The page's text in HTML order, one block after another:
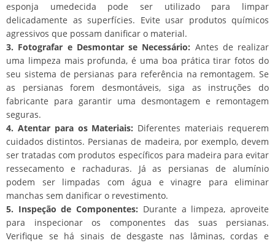
esponja umedecida pode ser utilizado para limpar
delicadamente as superfícies. Evite usar produtos químicos
agressivos que possam danificar o material.
3. Fotografar e Desmontar se Necessário: Antes de realizar
uma limpeza mais profunda, é uma boa prática tirar fotos do
seu sistema de persianas para referência na remontagem. Se
as persianas forem desmontáveis, siga as instruções do
fabricante para garantir uma desmontagem e remontagem
seguras.
4. Atentar para os Materiais: Diferentes materiais requerem
cuidados distintos. Persianas de madeira, por exemplo, devem
ser tratadas com produtos específicos para madeira para evitar
ressecamento e rachaduras. Já as persianas de alumínio
podem ser limpadas com água e vinagre para eliminar
manchas sem danificar o revestimento.
5. Inspeção de Componentes: Durante a limpeza, aproveite
para inspecionar os componentes das suas persianas.
Verifique se há sinais de desgaste nas lâminas, cordas e